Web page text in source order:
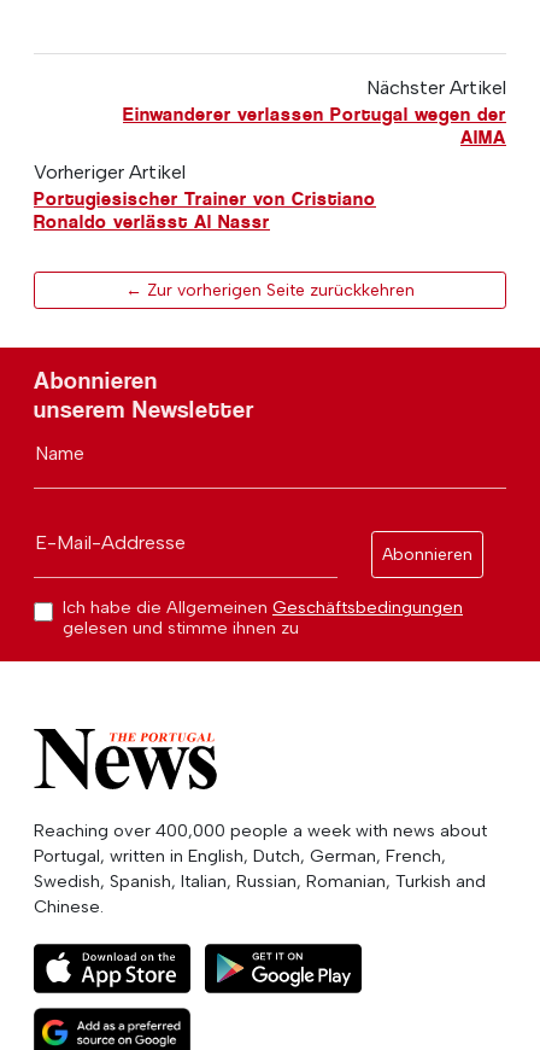
Nächster Artikel
Einwanderer verlassen Portugal wegen der
AIMA
Vorheriger Artikel
Portugiesischer Trainer von Cristiano
Ronaldo verlässt Al Nassr
← Zur vorherigen Seite zurückkehren
Abonnieren
unserem Newsletter
Name
E-Mail-Addresse
Abonnieren
Ich habe die Allgemeinen Geschäftsbedingungen
gelesen und stimme ihnen zu
Reaching over 400,000 people a week with news about
Portugal, written in English, Dutch, German, French,
Swedish, Spanish, Italian, Russian, Romanian, Turkish and
Chinese.